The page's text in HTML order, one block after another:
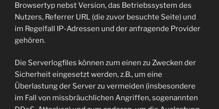
Browsertyp nebst Version, das Betriebssystem des
Nutzers, Referrer URL (die zuvor besuchte Seite) und
im Regelfall IP-Adressen und der anfragende Provider
gehören.
Die Serverlogfiles können zum einen zu Zwecken der
Sicherheit eingesetzt werden, z.B., um eine
Überlastung der Server zu vermeiden (insbesondere
im Fall von missbräuchlichen Angriffen, sogenannten